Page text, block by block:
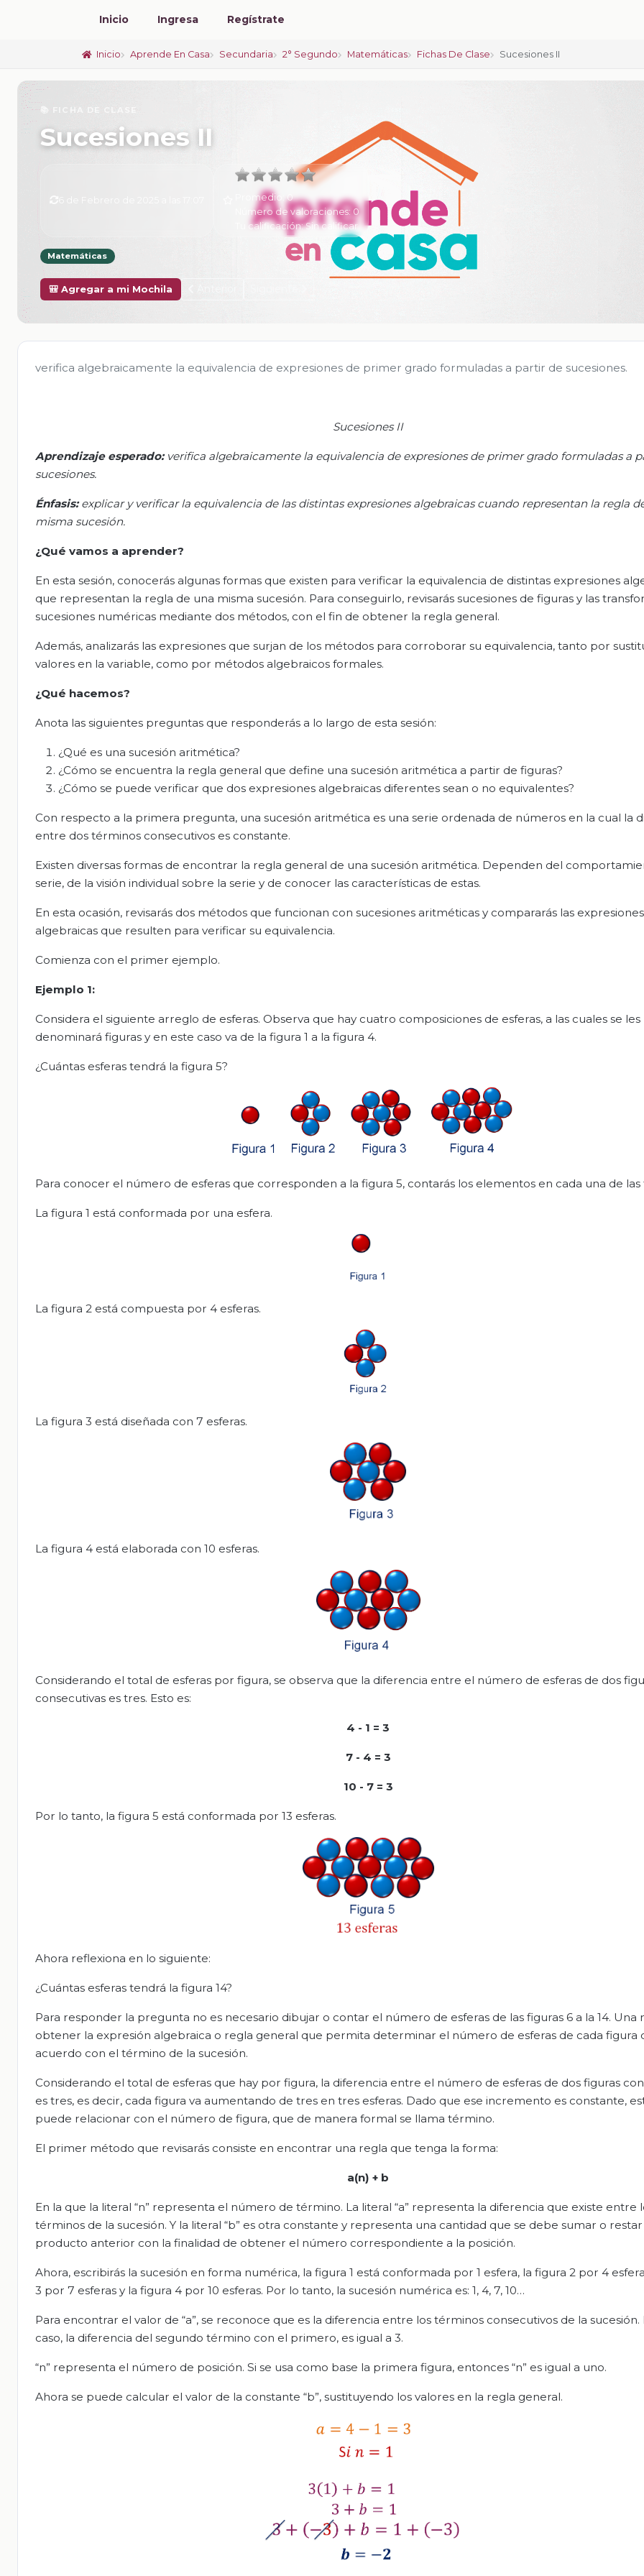
Inicio Ingresa Regístrate
Inicio Aprende En Casa Secundaria 2° Segundo Matemáticas Fichas De Clase Sucesiones II
📚 FICHA DE CLASE
Sucesiones II
Promedio:0
Número de valoraciones: 0
Tu calificación:Sin calificar
Matemáticas
🎒 Agregar a mi Mochila
verifica algebraicamente la equivalencia de expresiones de primer grado formuladas a partir de sucesiones.
Sucesiones II
Aprendizaje esperado: verifica algebraicamente la equivalencia de expresiones de primer grado formuladas a
sucesiones.
Énfasis:explicar y verificar la equivalencia de las distintas expresiones algebraicas cuando representan la regla
misma sucesión.
¿Qué vamos a aprender?
En esta sesión, conocerás algunas formas que existen para verificar la equivalencia de distintas expresiones
que representan la regla de una misma sucesión. Para conseguirlo, revisarás sucesiones de figuras y las
sucesiones numéricas mediante dos métodos, con el fin de obtener la regla general.
Además, analizarás las expresiones que surjan de los métodos para corroborar su equivalencia, tanto por
valores en la variable, como por métodos algebraicos formales.
¿Qué hacemos?
Anota las siguientes preguntas que responderás a lo largo de esta sesión:
¿Qué es una sucesión aritmética?
¿Cómo se encuentra la regla general que define una sucesión aritmética a partir de figuras?
¿Cómo se puede verificar que dos expresiones algebraicas diferentes sean o no equivalentes?
Con respecto a la primera pregunta, una sucesión aritmética es una serie ordenada de números en la cual la
entre dos términos consecutivos es constante.
Existen diversas formas de encontrar la regla general de una sucesión aritmética. Dependen del
serie, de la visión individual sobre la serie y de conocer las características de estas.
En esta ocasión, revisarás dos métodos que funcionan con sucesiones aritméticas y compararás las expresiones
algebraicas que resulten para verificar su equivalencia.
Comienza con el primer ejemplo.
Ejemplo 1:
Considera el siguiente arreglo de esferas. Observa que hay cuatro composiciones de esferas, a las cuales se les
denominará figuras y en este caso va de la figura 1 a la figura 4.
¿Cuántas esferas tendrá la figura 5?
Para conocer el número de esferas que corresponden a la figura 5, contarás los elementos en cada una de las
La figura 1 está conformada por una esfera.
La figura 2 está compuesta por 4 esferas.
La figura 3 está diseñada con 7 esferas.
La figura 4 está elaborada con 10 esferas.
Considerando el total de esferas por figura, se observa que la diferencia entre el número de esferas de dos
consecutivas es tres. Esto es:
4 - 1 = 3
7 - 4 = 3
10 - 7 = 3
Por lo tanto, la figura 5 está conformada por 13 esferas.
Ahora reflexiona en lo siguiente:
¿Cuántas esferas tendrá la figura 14?
Para responder la pregunta no es necesario dibujar o contar el número de esferas de las figuras 6 a la 14. Una
obtener la expresión algebraica o regla general que permita determinar el número de esferas de cada figura
acuerdo con el término de la sucesión.
Considerando el total de esferas que hay por figura, la diferencia entre el número de esferas de dos figuras
es tres, es decir, cada figura va aumentando de tres en tres esferas. Dado que ese incremento es constante,
puede relacionar con el número de figura, que de manera formal se llama término.
El primer método que revisarás consiste en encontrar una regla que tenga la forma:
a(n) + b
En la que la literal “n” representa el número de término. La literal “a” representa la diferencia que existe entre
términos de la sucesión. Y la literal “b” es otra constante y representa una cantidad que se debe sumar o
producto anterior con la finalidad de obtener el número correspondiente a la posición.
Ahora, escribirás la sucesión en forma numérica, la figura 1 está conformada por 1 esfera, la figura 2 por 4
3 por 7 esferas y la figura 4 por 10 esferas. Por lo tanto, la sucesión numérica es: 1, 4, 7, 10…
Para encontrar el valor de “a”, se reconoce que es la diferencia entre los términos consecutivos de la sucesión.
caso, la diferencia del segundo término con el primero, es igual a 3.
“n” representa el número de posición. Si se usa como base la primera figura, entonces “n” es igual a uno.
Ahora se puede calcular el valor de la constante “b”, sustituyendo los valores en la regla general.